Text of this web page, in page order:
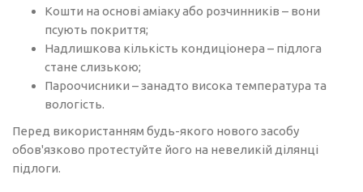
Кошти на основі аміаку або розчинників – вони
псують покриття;
Надлишкова кількість кондиціонера – підлога
стане слизькою;
Пароочисники – занадто висока температура та
вологість.
Перед використанням будь-якого нового засобу
обов'язково протестуйте його на невеликій ділянці
підлоги.